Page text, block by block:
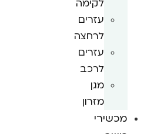
לקימה
עזרים
לרחצה
עזרים
לרכב
מגן
מזרון
מכשירי